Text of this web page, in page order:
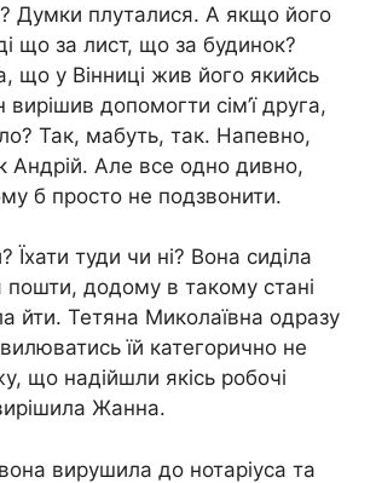
Думки плуталися. А якщо його
що за лист, що за будинок?
що у Вінниці жив його якийсь
вирішив допомогти сім’ї друга,
Так, мабуть, так. Напевно,
Андрій. Але все одно дивно,
б просто не подзвонити.
туди чи ні? Вона сиділа
пошти, додому в такому стані
йти. Тетяна Миколаївна одразу
їй категорично не
що надійшли якісь робочі
Жанна.
вирушила до нотаріуса та